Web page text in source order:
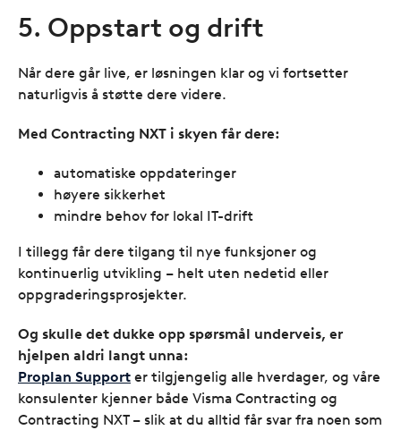
5. Oppstart og drift
Når dere går live, er løsningen klar og vi fortsetter
naturligvis å støtte dere videre.
Med Contracting NXT i skyen får dere:
automatiske oppdateringer
høyere sikkerhet
mindre behov for lokal IT-drift
I tillegg får dere tilgang til nye funksjoner og
kontinuerlig utvikling – helt uten nedetid eller
oppgraderingsprosjekter.
Og skulle det dukke opp spørsmål underveis, er
hjelpen aldri langt unna:
Proplan Support er tilgjengelig alle hverdager, og våre
konsulenter kjenner både Visma Contracting og
Contracting NXT – slik at du alltid får svar fra noen som